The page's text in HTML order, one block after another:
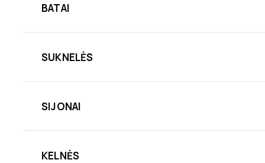
BATAI
SUKNELĖS
SIJONAI
KELNĖS